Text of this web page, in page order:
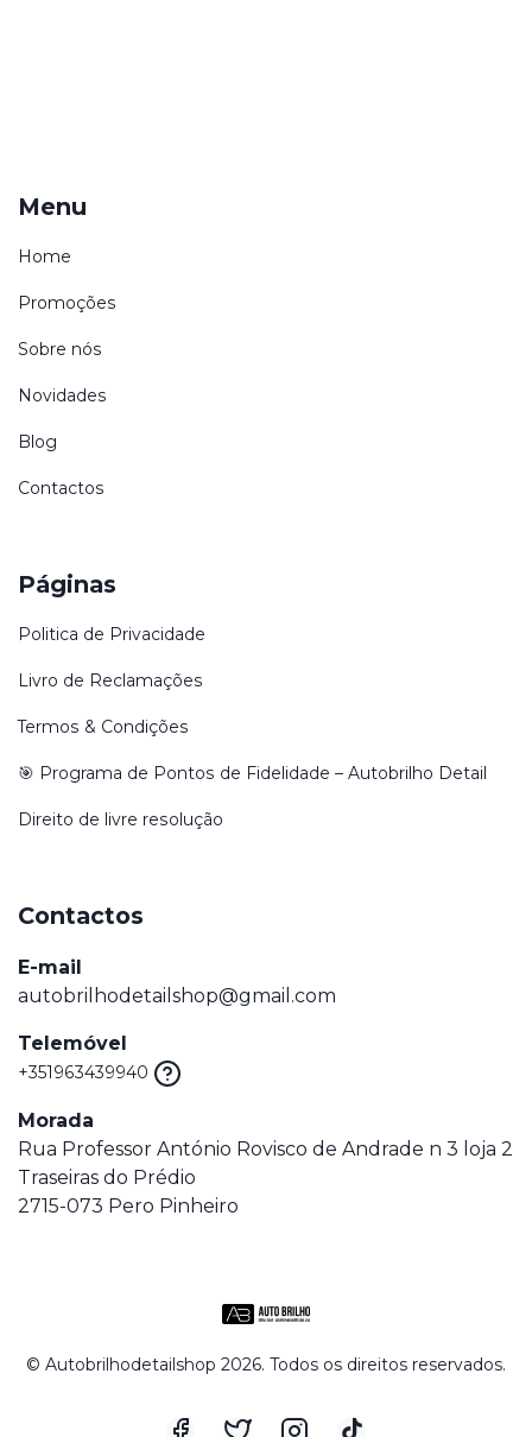
© Autobrilhodetailshop 2026. Todos os direitos reservados.
Menu
Home
Promoções
Sobre nós
Novidades
Blog
Contactos
Páginas
Politica de Privacidade
Livro de Reclamações
Termos & Condições
🎯 Programa de Pontos de Fidelidade – Autobrilho Detail
Direito de livre resolução
Contactos
E-mail
autobrilhodetailshop@gmail.com
Telemóvel
+351963439940
Morada
Rua Professor António Rovisco de Andrade n 3 loja 2
Traseiras do Prédio
2715-073 Pero Pinheiro